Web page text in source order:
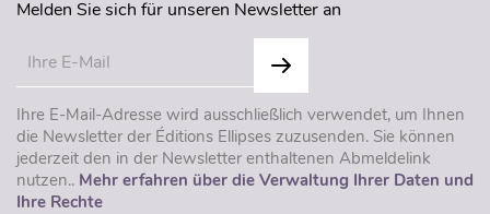
Melden Sie sich für unseren Newsletter an
Ihre E-Mail-Adresse wird ausschließlich verwendet, um Ihnen
die Newsletter der Éditions Ellipses zuzusenden. Sie können
jederzeit den in der Newsletter enthaltenen Abmeldelink
nutzen.. Mehr erfahren über die Verwaltung Ihrer Daten und
Ihre Rechte